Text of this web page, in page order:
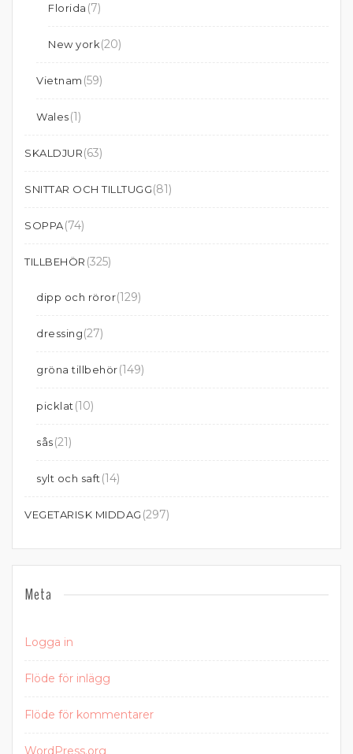
Florida (7)
New york(20)
Vietnam (59)
Wales(1)
SKALDJUR(63)
SNITTAR OCH TILLTUGG(81)
SOPPA(74)
TILLBEHÖR (325)
dipp och röror(129)
dressing(27)
gröna tillbehör(149)
picklat (10)
sås(21)
sylt och saft (14)
VEGETARISK MIDDAG (297)
Meta
Logga in
Flöde för inlägg
Flöde för kommentarer
WordPress.org